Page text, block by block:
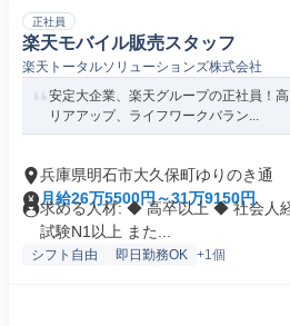
正社員
楽天モバイル販売スタッフ
楽天トータルソリューションズ株式会社
安定大企業、楽天グループの正社員！
リアアップ、ライフワークバラン...
兵庫県明石市大久保町ゆりのき通
月給26万5500円～31万9150円
求める人材: ◆ 高卒以上 ◆ 社会人
試験N1以上 また...
シフト自由 即日勤務OK +1個